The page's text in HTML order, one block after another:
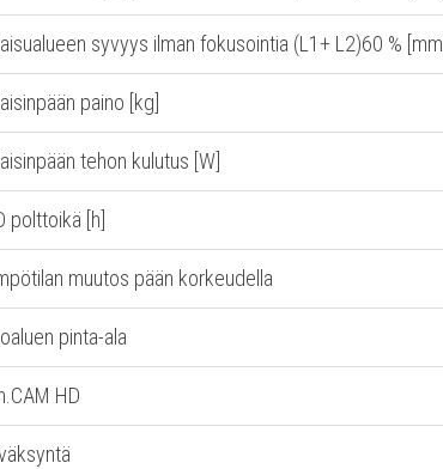
syvyys ilman fokusointia (L1+ L2)60 % [mm]
paino [kg]
tehon kulutus [W]
polttoikä [h]
muutos pään korkeudella
pinta-ala
HD